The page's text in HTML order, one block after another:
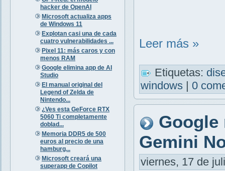
hacker de OpenAI
Microsoft actualiza apps
de Windows 11
Explotan casi una de cada
cuatro vulnerabilidades ...
Pixel 11: más caros y con
menos RAM
Google elimina app de AI
Studio
El manual original del
Legend of Zelda de
Nintendo...
¿Ves esta GeForce RTX
5060 Ti completamente
doblad...
Memoria DDR5 de 500
euros al precio de una
hamburg...
Microsoft creará una
superapp de Copilot
Leer más »
Etiquetas:
windows | 0
Google
Gemini
viernes, 17 de